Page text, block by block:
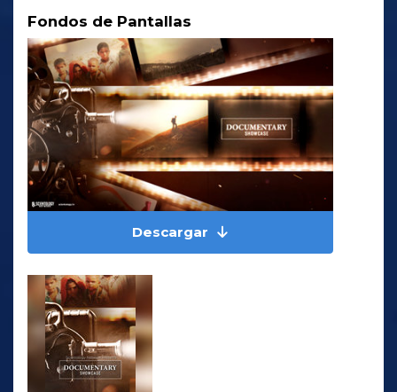
Fondos de Pantallas
Descargar